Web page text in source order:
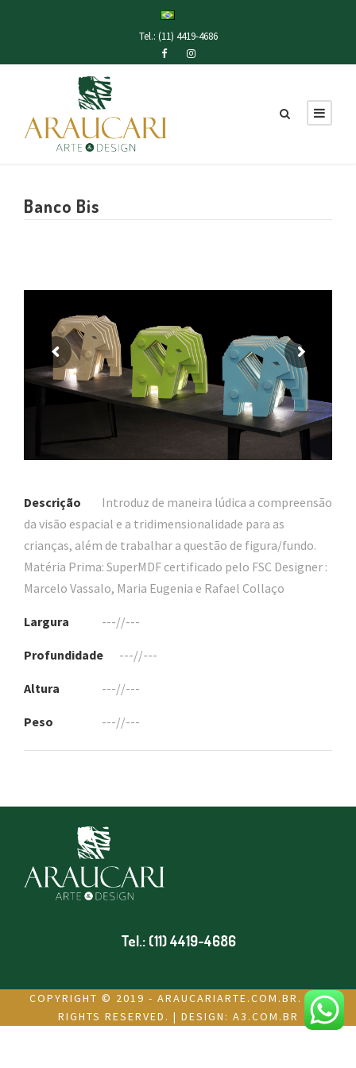
Tel.: (11) 4419-4686
Banco Bis
Descrição
Introduz de maneira lúdica a compreensão
da visão espacial e a tridimensionalidade para as
crianças, além de trabalhar a questão de figura/fundo.
Matéria Prima: SuperMDF certificado pelo FSC Designer :
Marcelo Vassalo, Maria Eugenia e Rafael Collaço
Largura ---//---
Profundidade ---//---
Altura ---//---
Peso ---//---
Tel.: (11) 4419-4686
COPYRIGHT © 2019 - ARAUCARIARTE.COM.BR. ALL
RIGHTS RESERVED. | DESIGN: A3.COM.BR